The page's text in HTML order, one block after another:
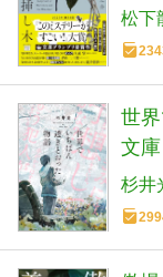
松下
世
文
杉井